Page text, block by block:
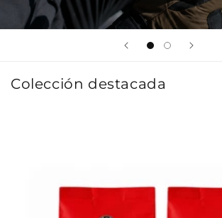
Colección destacada